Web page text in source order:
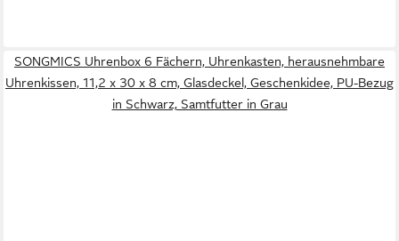
SONGMICS Uhrenbox 6 Fächern, Uhrenkasten, herausnehmbare
Uhrenkissen, 11,2 x 30 x 8 cm, Glasdeckel, Geschenkidee, PU-Bezug
in Schwarz, Samtfutter in Grau